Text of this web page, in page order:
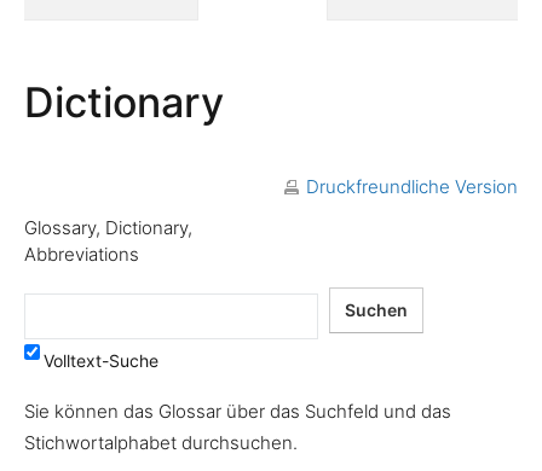
Dictionary
Druckfreundliche Version
Glossary, Dictionary,
Abbreviations
Volltext-Suche
Sie können das Glossar über das Suchfeld und das
Stichwortalphabet durchsuchen.